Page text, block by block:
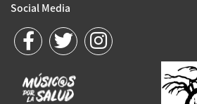
Social Media